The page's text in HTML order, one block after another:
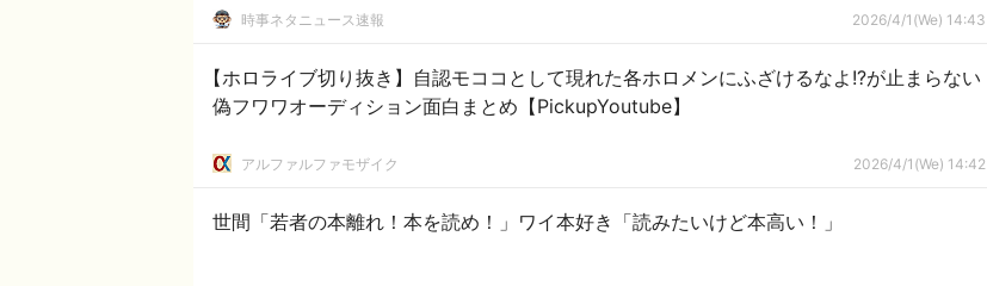
時事ネタニュース速報 2026/4/1(We) 14:43
【ホロライブ切り抜き】自認モココとして現れた各ホロメンにふざけるなよ!?が止まらない
偽フワワオーディション面白まとめ【PickupYoutube】
アルファルファモザイク 2026/4/1(We) 14:42
世間「若者の本離れ！本を読め！」ワイ本好き「読みたいけど本高い！」